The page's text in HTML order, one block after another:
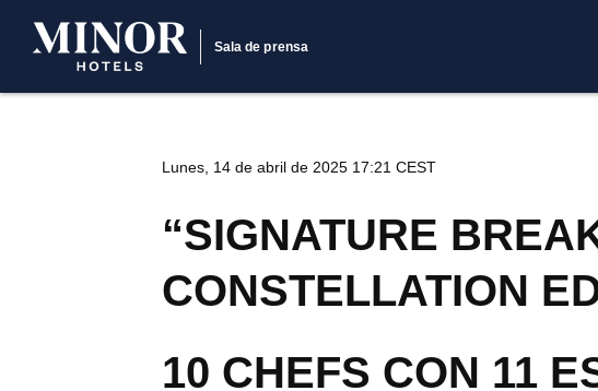
Sala de prensa
Lunes, 14 de abril de 2025 17:21 CEST
“SIGNATURE
CONSTELLATION
10 CHEFS CON 11